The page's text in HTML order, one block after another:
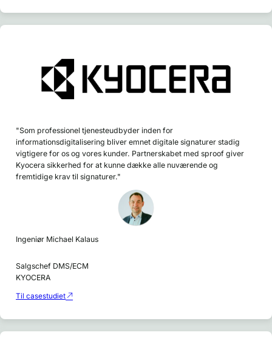
"Som professionel tjenesteudbyder inden for
informationsdigitalisering bliver emnet digitale signaturer stadig
vigtigere for os og vores kunder. Partnerskabet med sproof giver
Kyocera sikkerhed for at kunne dække alle nuværende og
fremtidige krav til signaturer."
Ingeniør Michael Kalaus
Salgschef DMS/ECM
KYOCERA
Til casestudiet